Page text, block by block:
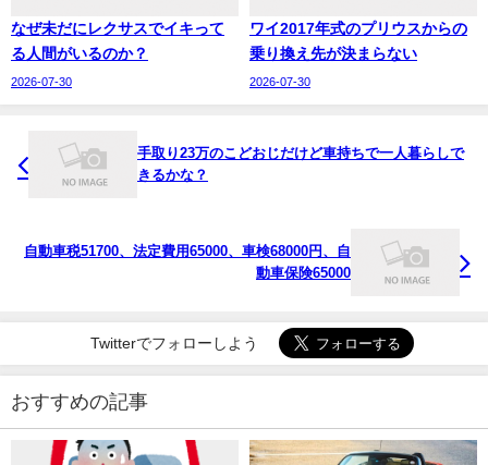
なぜ未だにレクサスでイキって
る人間がいるのか？
2026-07-30
ワイ2017年式のプリウスからの
乗り換え先が決まらない
2026-07-30
手取り23万のこどおじだけど車持ちで一人暮らしで
きるかな？
自動車税51700、法定費用65000、車検68000円、自
動車保険65000
Twitterでフォローしよう
おすすめの記事